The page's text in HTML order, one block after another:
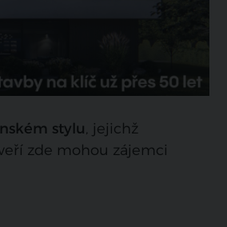
stylu, jejichž
zde mohou zájemci